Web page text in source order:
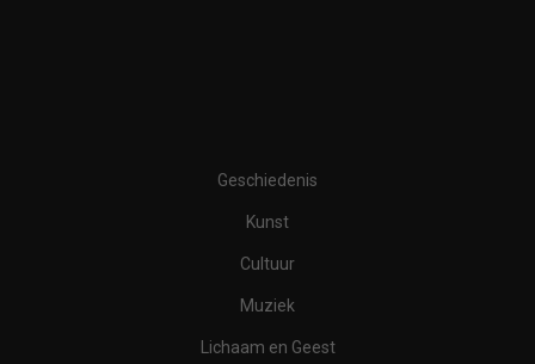
Geschiedenis
Kunst
Cultuur
Muziek
Lichaam en Geest